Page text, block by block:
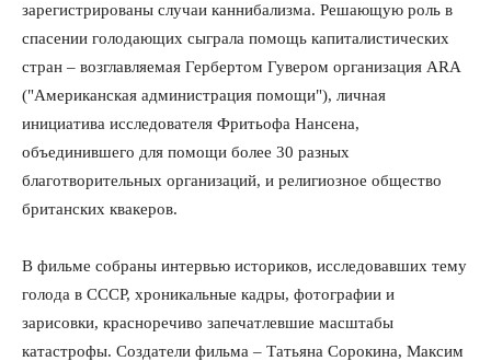
зарегистрированы случаи каннибализма. Решающую роль в
спасении голодающих сыграла помощь капиталистических
стран – возглавляемая Гербертом Гувером организация ARA
("Американская администрация помощи"), личная
инициатива исследователя Фритьофа Нансена,
объединившего для помощи более 30 разных
благотворительных организаций, и религиозное общество
британских квакеров.
В фильме собраны интервью историков, исследовавших тему
голода в СССР, хроникальные кадры, фотографии и
зарисовки, красноречиво запечатлевшие масштабы
катастрофы. Создатели фильма – Татьяна Сорокина, Максим